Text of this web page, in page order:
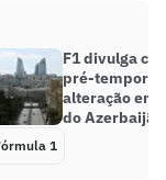
F1 divulga
pré-
alteração em
do Azerbaijão
1